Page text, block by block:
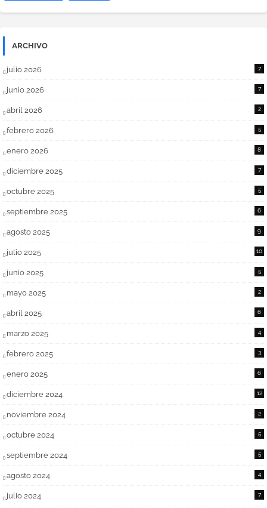
ARCHIVO
julio 2026 7
junio 2026 7
abril 2026 2
febrero 2026 5
enero 2026 8
diciembre 2025 7
octubre 2025 5
septiembre 2025 6
agosto 2025 9
julio 2025 10
junio 2025 5
mayo 2025 2
abril 2025 6
marzo 2025 4
febrero 2025 3
enero 2025 6
diciembre 2024 12
noviembre 2024 2
octubre 2024 5
septiembre 2024 5
agosto 2024 4
julio 2024 7